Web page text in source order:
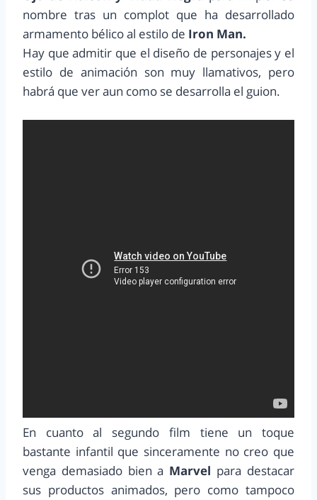
nombre tras un complot que ha desarrollado
armamento bélico al estilo de Iron Man.
Hay que admitir que el diseño de personajes y el
estilo de animación son muy llamativos, pero
habrá que ver aun como se desarrolla el guion.
En cuanto al segundo film tiene un toque
bastante infantil que sinceramente no creo que
venga demasiado bien a Marvel para destacar
sus productos animados, pero como tampoco